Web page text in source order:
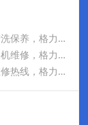
合肥瑶海区格力空调售后维修点服务，精细清洗保养，格力空调焕新效
合肥包河区格力空调售后维修点服务，拆装移机维修，格力空调全搞定
合肥蜀山区格力空调售后维修点服务，紧急维修热线，格力服务不打烊